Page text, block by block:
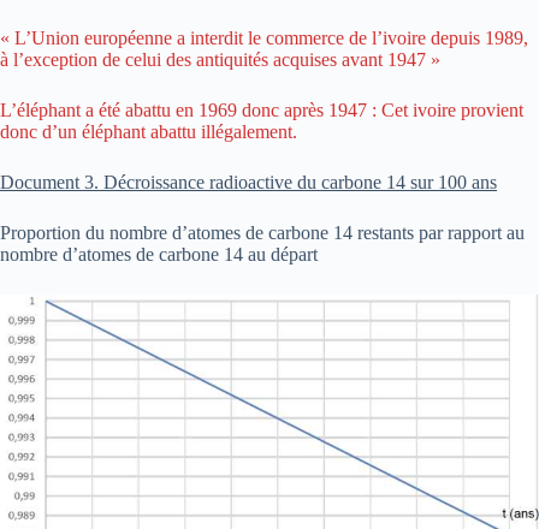
« L’Union européenne a interdit le commerce de l’ivoire depuis 1989,
à l’exception de celui des antiquités acquises avant 1947 »
L’éléphant a été abattu en 1969 donc après 1947 : Cet ivoire provient
donc d’un éléphant abattu illégalement.
Document 3. Décroissance radioactive du carbone 14 sur 100 ans
Proportion du nombre d’atomes de carbone 14 restants par rapport au
nombre d’atomes de carbone 14 au départ